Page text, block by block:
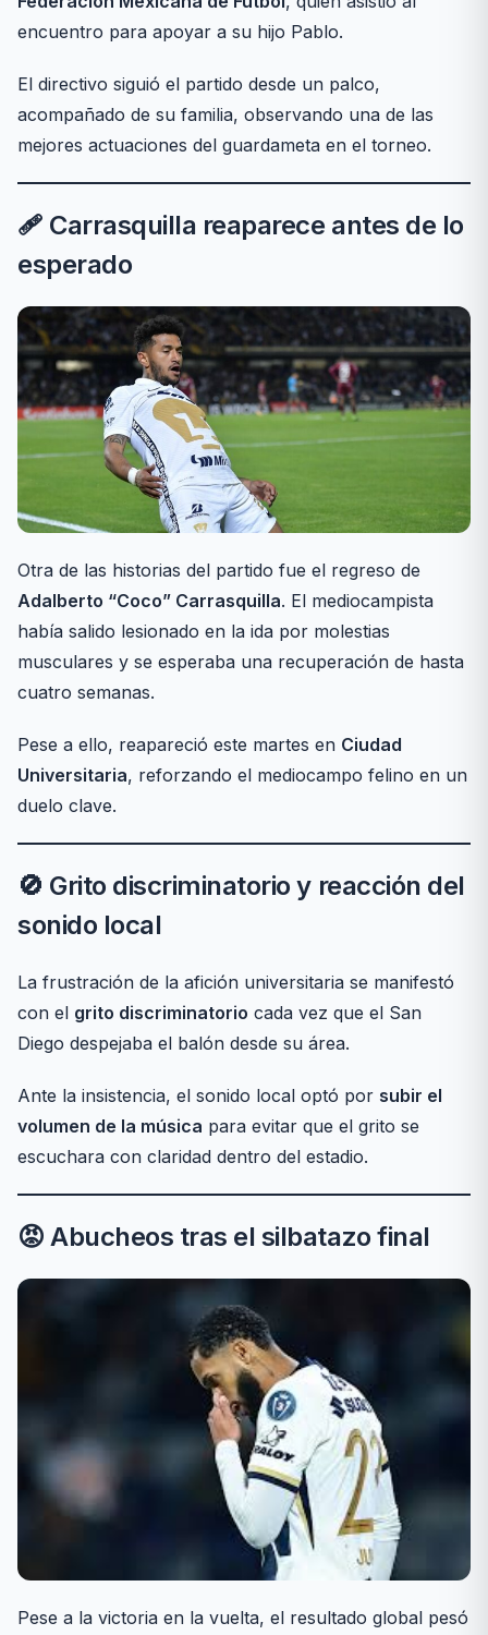
encuentro para apoyar a su hijo Pablo.
El directivo siguió el partido desde un palco,
acompañado de su familia, observando una de las
mejores actuaciones del guardameta en el torneo.
🩹 Carrasquilla reaparece antes de lo
esperado
Otra de las historias del partido fue el regreso de
Adalberto “Coco” Carrasquilla. El mediocampista
había salido lesionado en la ida por molestias
musculares y se esperaba una recuperación de hasta
cuatro semanas.
Pese a ello, reapareció este martes en Ciudad
Universitaria, reforzando el mediocampo felino en un
duelo clave.
🚫 Grito discriminatorio y reacción del
sonido local
La frustración de la afición universitaria se manifestó
con el grito discriminatorio cada vez que el San
Diego despejaba el balón desde su área.
Ante la insistencia, el sonido local optó por subir el
volumen de la música para evitar que el grito se
escuchara con claridad dentro del estadio.
😡 Abucheos tras el silbatazo final
Pese a la victoria en la vuelta, el resultado global pesó